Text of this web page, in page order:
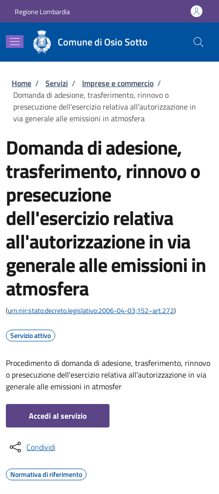
Regione Lombardia
Comune di Osio Sotto
Briciole di pane
Home / Servizi / Imprese e commercio /
Domanda di adesione, trasferimento, rinnovo o
presecuzione dell'esercizio relativa all'autorizzazione in
via generale alle emissioni in atmosfera
Domanda di adesione,
trasferimento, rinnovo o
presecuzione
dell'esercizio relativa
all'autorizzazione in via
generale alle emissioni in
atmosfera
(urn:nir:stato:decreto.legislativo:2006-04-03;152~art.272)
Servizio attivo
Procedimento di domanda di adesione, trasferimento, rinnovo
o presecuzione dell'esercizio relativa all'autorizzazione in via
generale alle emissioni in atmosfer
Accedi al servizio
Condividi
Normativa di riferimento